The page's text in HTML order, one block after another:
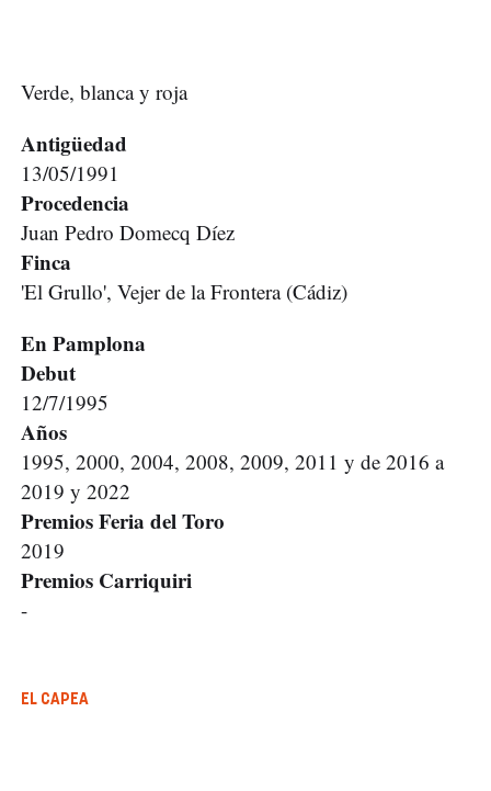
Verde, blanca y roja
Antigüedad
13/05/1991
Procedencia
Juan Pedro Domecq Díez
Finca
'El Grullo', Vejer de la Frontera (Cádiz)
En Pamplona
Debut
12/7/1995
Años
1995, 2000, 2004, 2008, 2009, 2011 y de 2016 a
2019 y 2022
Premios Feria del Toro
2019
Premios Carriquiri
-
EL CAPEA